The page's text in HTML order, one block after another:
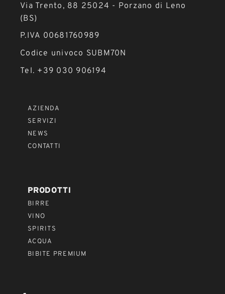
Via Trento, 88 25024 - Porzano di Leno
(BS)
P.IVA 00681760989
Codice univoco SUBM70N
Tel. +39 030 906194
AZIENDA
SERVIZI
NEWS
CONTATTI
PRODOTTI
BIRRE
VINO
SPIRITS
ACQUA
BIBITE PREMIUM